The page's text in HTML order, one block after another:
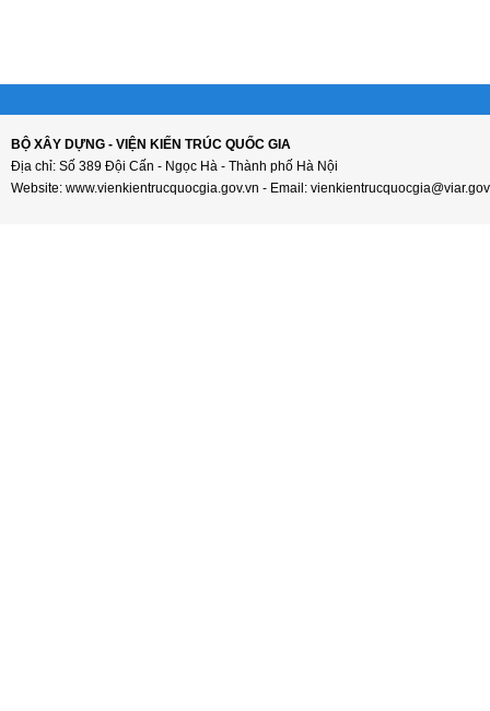
BỘ XÂY DỰNG - VIỆN KIẾN TRÚC QUỐC GIA
Địa chỉ: Số 389 Đội Cấn - Ngọc Hà - Thành phố Hà Nội
Website: www.vienkientrucquocgia.gov.vn - Email: